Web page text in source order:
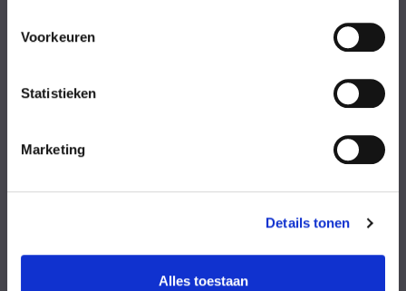
Voorkeuren
Statistieken
Marketing
Details tonen
Alles toestaan
Eventuele
opmerkingen
Privacyverklaring
Ik ga akkoord met deprivacy statement&algemene voorwaarden.
algemene voorwaarden